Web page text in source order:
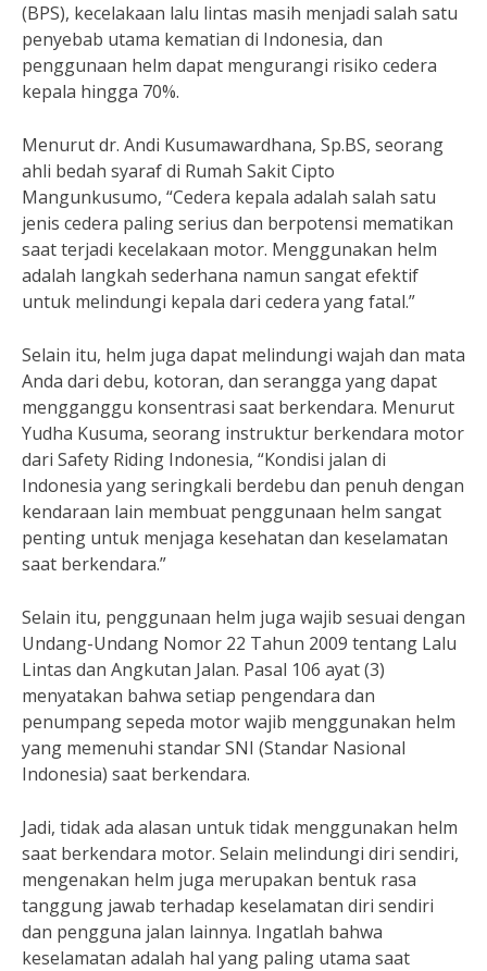
(BPS), kecelakaan lalu lintas masih menjadi salah satu
penyebab utama kematian di Indonesia, dan
penggunaan helm dapat mengurangi risiko cedera
kepala hingga 70%.
Menurut dr. Andi Kusumawardhana, Sp.BS, seorang
ahli bedah syaraf di Rumah Sakit Cipto
Mangunkusumo, “Cedera kepala adalah salah satu
jenis cedera paling serius dan berpotensi mematikan
saat terjadi kecelakaan motor. Menggunakan helm
adalah langkah sederhana namun sangat efektif
untuk melindungi kepala dari cedera yang fatal.”
Selain itu, helm juga dapat melindungi wajah dan mata
Anda dari debu, kotoran, dan serangga yang dapat
mengganggu konsentrasi saat berkendara. Menurut
Yudha Kusuma, seorang instruktur berkendara motor
dari Safety Riding Indonesia, “Kondisi jalan di
Indonesia yang seringkali berdebu dan penuh dengan
kendaraan lain membuat penggunaan helm sangat
penting untuk menjaga kesehatan dan keselamatan
saat berkendara.”
Selain itu, penggunaan helm juga wajib sesuai dengan
Undang-Undang Nomor 22 Tahun 2009 tentang Lalu
Lintas dan Angkutan Jalan. Pasal 106 ayat (3)
menyatakan bahwa setiap pengendara dan
penumpang sepeda motor wajib menggunakan helm
yang memenuhi standar SNI (Standar Nasional
Indonesia) saat berkendara.
Jadi, tidak ada alasan untuk tidak menggunakan helm
saat berkendara motor. Selain melindungi diri sendiri,
mengenakan helm juga merupakan bentuk rasa
tanggung jawab terhadap keselamatan diri sendiri
dan pengguna jalan lainnya. Ingatlah bahwa
keselamatan adalah hal yang paling utama saat